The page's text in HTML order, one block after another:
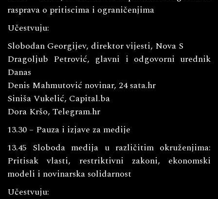
rasprava o pritiscima i ograničenjima
Učestvuju:
Slobodan Georgijev, direktor vijesti, Nova S
Dragoljub Petrović, glavni i odgovorni urednik
Danas
Denis Mahmutović novinar, 24 sata.hr
Siniša Vukelić, Capital.ba
Dora Kršo, Telegram.hr
13.30 – Pauza i izjave za medije
13.45 Sloboda medija u različitim okruženjima:
Pritisak vlasti, restriktivni zakoni, ekonomski
modeli i novinarska solidarnost
Učestvuju: